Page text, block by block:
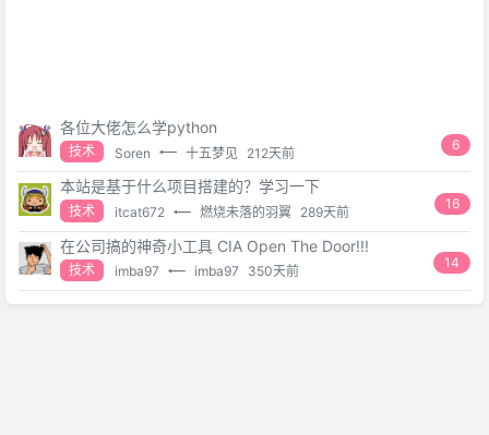
各位大佬怎么学python
技术 Soren 十五梦见 212天前
6
本站是基于什么项目搭建的？学习一下
技术 itcat672 燃烧未落的羽翼 289天前
16
在公司搞的神奇小工具 CIA Open The Door!!!
技术 imba97 imba97 350天前
14